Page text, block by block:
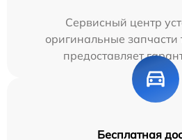
Сервисный центр
оригинальные запчасти
предоставляет
Бесплатная